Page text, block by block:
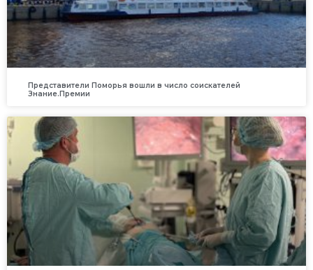
Представители Поморья вошли в число соискателей
Знание.Премии